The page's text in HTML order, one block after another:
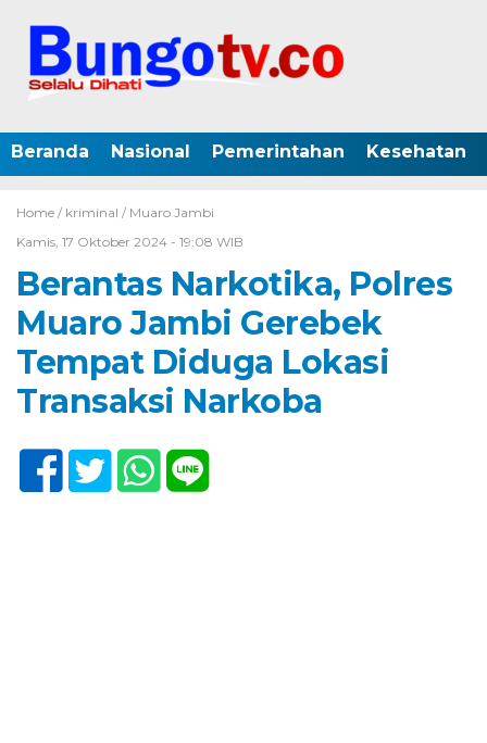
Beranda Nasional Pemerintahan Kesehatan
Home / kriminal / Muaro Jambi
Kamis, 17 Oktober 2024 - 19:08 WIB
Berantas Narkotika, Polres
Muaro Jambi Gerebek
Tempat Diduga Lokasi
Transaksi Narkoba